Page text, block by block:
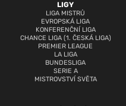
LIGY
LIGA MISTRŮ
EVROPSKÁ LIGA
KONFERENČNÍ LIGA
CHANCE LIGA (1. ČESKÁ LIGA)
PREMIER LEAGUE
LA LIGA
BUNDESLIGA
SERIE A
MISTROVSTVÍ SVĚTA